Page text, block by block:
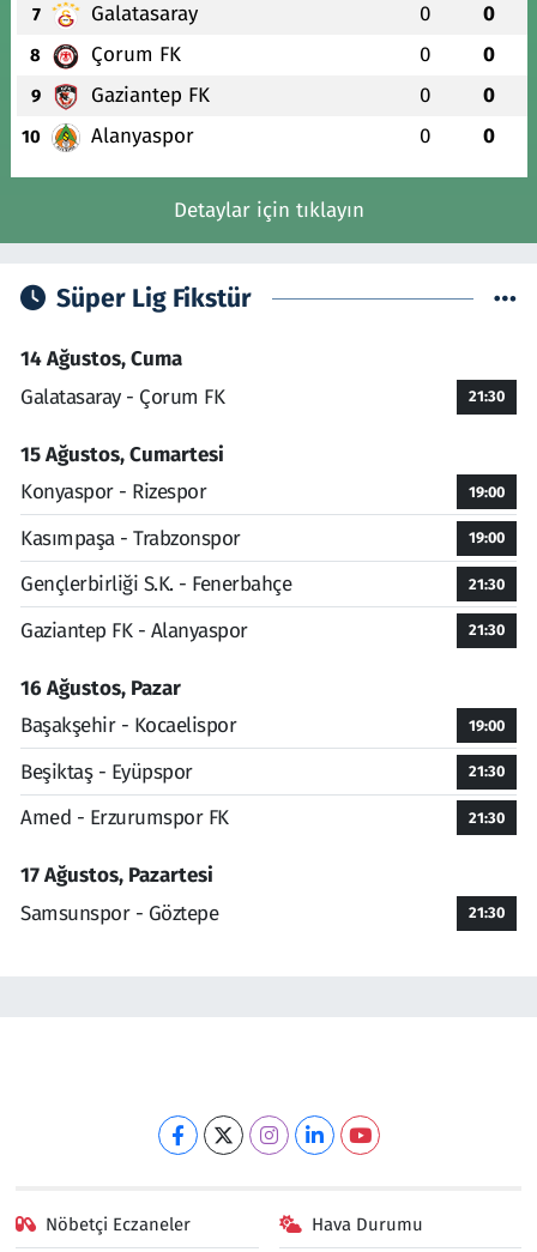
7 Galatasaray 0 0
8 Çorum FK 0 0
9 Gaziantep FK 0 0
10 Alanyaspor 0 0
Detaylar için tıklayın
Süper Lig Fikstür
14 Ağustos, Cuma
Galatasaray - Çorum FK
21:30
15 Ağustos, Cumartesi
Konyaspor - Rizespor
19:00
Kasımpaşa - Trabzonspor 19:00
Gençlerbirliği S.K. - Fenerbahçe 21:30
Gaziantep FK - Alanyaspor 21:30
16 Ağustos, Pazar
Başakşehir - Kocaelispor
19:00
Beşiktaş - Eyüpspor 21:30
Amed - Erzurumspor FK 21:30
17 Ağustos, Pazartesi
Samsunspor - Göztepe
21:30
Nöbetçi Eczaneler Hava Durumu